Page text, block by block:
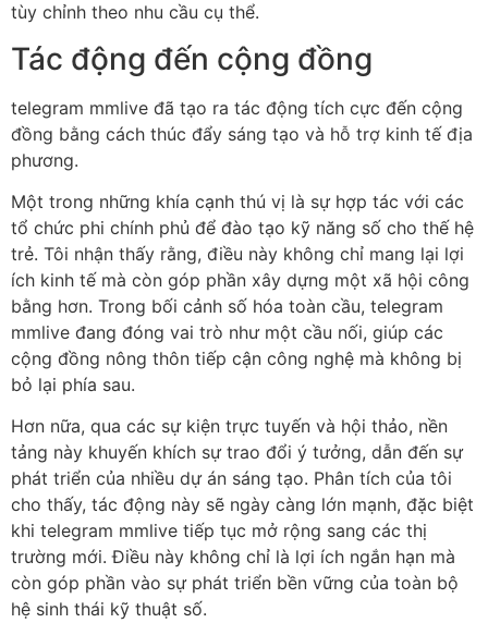
tùy chỉnh theo nhu cầu cụ thể.
Tác động đến cộng đồng
telegram mmlive đã tạo ra tác động tích cực đến cộng
đồng bằng cách thúc đẩy sáng tạo và hỗ trợ kinh tế địa
phương.
Một trong những khía cạnh thú vị là sự hợp tác với các
tổ chức phi chính phủ để đào tạo kỹ năng số cho thế hệ
trẻ. Tôi nhận thấy rằng, điều này không chỉ mang lại lợi
ích kinh tế mà còn góp phần xây dựng một xã hội công
bằng hơn. Trong bối cảnh số hóa toàn cầu, telegram
mmlive đang đóng vai trò như một cầu nối, giúp các
cộng đồng nông thôn tiếp cận công nghệ mà không bị
bỏ lại phía sau.
Hơn nữa, qua các sự kiện trực tuyến và hội thảo, nền
tảng này khuyến khích sự trao đổi ý tưởng, dẫn đến sự
phát triển của nhiều dự án sáng tạo. Phân tích của tôi
cho thấy, tác động này sẽ ngày càng lớn mạnh, đặc biệt
khi telegram mmlive tiếp tục mở rộng sang các thị
trường mới. Điều này không chỉ là lợi ích ngắn hạn mà
còn góp phần vào sự phát triển bền vững của toàn bộ
hệ sinh thái kỹ thuật số.